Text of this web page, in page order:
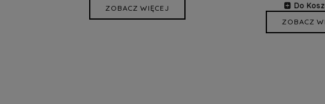
ZOBACZ WIĘCEJ
Do
ZOBACZ